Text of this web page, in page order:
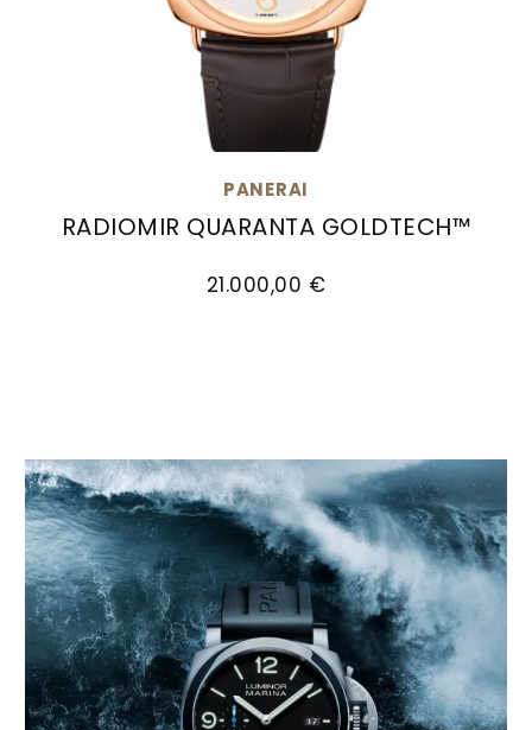
PANERAI
RADIOMIR QUARANTA GOLDTECH™
21.000,00 €